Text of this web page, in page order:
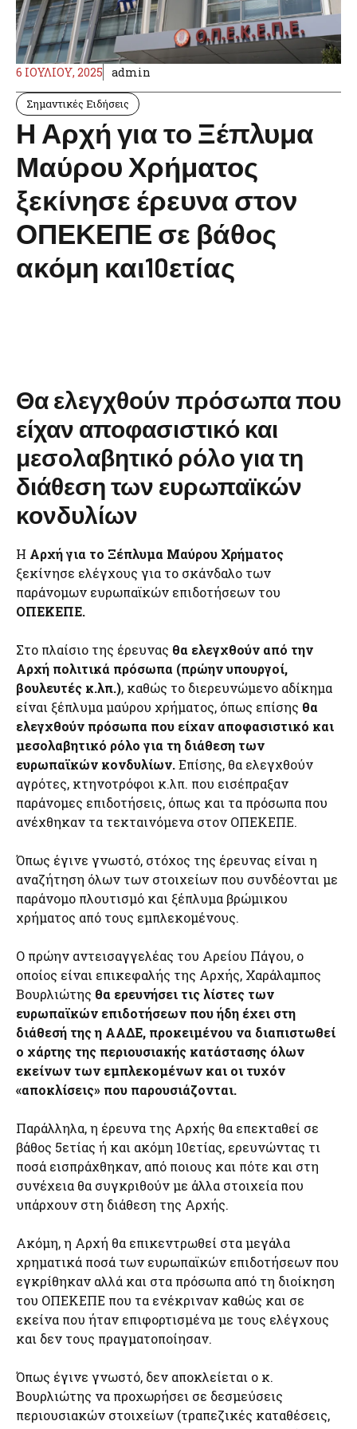
6 ΙΟΥΛΊΟΥ, 2025 admin
Σημαντικές Ειδήσεις
Η Αρχή για το Ξέπλυμα
Μαύρου Χρήματος
ξεκίνησε έρευνα στον
ΟΠΕΚΕΠΕ σε βάθος
ακόμη και10ετίας
Θα ελεγχθούν πρόσωπα που
είχαν αποφασιστικό και
μεσολαβητικό ρόλο για τη
διάθεση των ευρωπαϊκών
κονδυλίων
Η Αρχή για το Ξέπλυμα Μαύρου Χρήματος
ξεκίνησε ελέγχους για το σκάνδαλο των
παράνομων ευρωπαϊκών επιδοτήσεων του
ΟΠΕΚΕΠΕ.
Στο πλαίσιο της έρευνας θα ελεγχθούν από την
Αρχή πολιτικά πρόσωπα (πρώην υπουργοί,
βουλευτές κ.λπ.), καθώς το διερευνώμενο αδίκημα
είναι ξέπλυμα μαύρου χρήματος, όπως επίσης θα
ελεγχθούν πρόσωπα που είχαν αποφασιστικό και
μεσολαβητικό ρόλο για τη διάθεση των
ευρωπαϊκών κονδυλίων.Επίσης, θα ελεγχθούν
αγρότες, κτηνοτρόφοι κ.λπ. που εισέπραξαν
παράνομες επιδοτήσεις, όπως και τα πρόσωπα που
ανέχθηκαν τα τεκταινόμενα στον ΟΠΕΚΕΠΕ.
Όπως έγινε γνωστό, στόχος της έρευνας είναι η
αναζήτηση όλων των στοιχείων που συνδέονται με
παράνομο πλουτισμό και ξέπλυμα βρώμικου
χρήματος από τους εμπλεκομένους.
Ο πρώην αντεισαγγελέας του Αρείου Πάγου, ο
οποίος είναι επικεφαλής της Αρχής, Χαράλαμπος
Βουρλιώτης θα ερευνήσει τις λίστες των
ευρωπαϊκών επιδοτήσεων που ήδη έχει στη
διάθεσή της η ΑΑΔΕ, προκειμένου να διαπιστωθεί
ο χάρτης της περιουσιακής κατάστασης όλων
εκείνων των εμπλεκομένων και οι τυχόν
«αποκλίσεις» που παρουσιάζονται.
Παράλληλα, η έρευνα της Αρχής θα επεκταθεί σε
βάθος 5ετίας ή και ακόμη 10ετίας, ερευνώντας τι
ποσά εισπράχθηκαν, από ποιους και πότε και στη
συνέχεια θα συγκριθούν με άλλα στοιχεία που
υπάρχουν στη διάθεση της Αρχής.
Ακόμη, η Αρχή θα επικεντρωθεί στα μεγάλα
χρηματικά ποσά των ευρωπαϊκών επιδοτήσεων που
εγκρίθηκαν αλλά και στα πρόσωπα από τη διοίκηση
του ΟΠΕΚΕΠΕ που τα ενέκριναν καθώς και σε
εκείνα που ήταν επιφορτισμένα με τους ελέγχους
και δεν τους πραγματοποίησαν.
Όπως έγινε γνωστό, δεν αποκλείεται ο κ.
Βουρλιώτης να προχωρήσει σε δεσμεύσεις
περιουσιακών στοιχείων (τραπεζικές καταθέσεις,